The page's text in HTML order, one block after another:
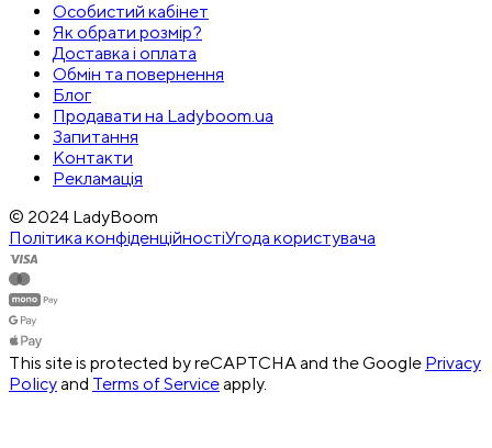
Особистий кабінет
Як обрати розмір?
Доставка і оплата
Обмін та повернення
Блог
Продавати на Ladyboom.ua
Запитання
Контакти
Рекламація
© 2024 LadyBoom
Політика конфіденційностіУгода користувача
This site is protected by reCAPTCHA and the Google Privacy
Policyand Terms of Serviceapply.